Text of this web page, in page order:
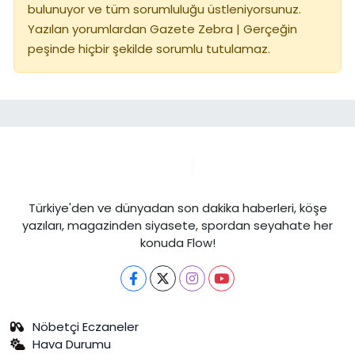
bulunuyor ve tüm sorumluluğu üstleniyorsunuz.
Yazılan yorumlardan Gazete Zebra | Gerçeğin
peşinde hiçbir şekilde sorumlu tutulamaz.
Türkiye'den ve dünyadan son dakika haberleri, köşe
yazıları, magazinden siyasete, spordan seyahate her
konuda Flow!
Nöbetçi Eczaneler
Hava Durumu